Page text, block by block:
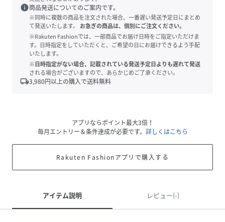
info商品発送についてのご案内です。
※同時に複数の商品を注文された場合、一番遅い発送予定日にまとめ
て発送いたします。
お急ぎの商品は、個別にご注文ください。
※Rakuten Fashionでは、一部商品でお届け日時をご指定いただけま
す。日時指定をしていただくと、ご希望の日にお届けできるよう手配
いたします。
※日時指定がない場合、記載されている発送予定日よりも遅れて発送
される場合がございますので、あらかじめご了承ください。
local_shipping3,980円以上の購入で送料無料
アプリならポイント最大3倍！
毎月エントリー＆条件達成が必要です。 詳しくはこちら
Rakuten Fashionアプリで購入する
アイテム説明 レビュー(-)